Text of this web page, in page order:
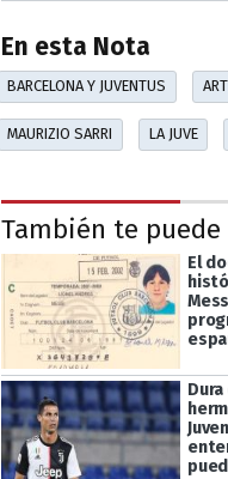
En esta Nota
BARCELONA Y JUVENTUS
MAURIZIO SARRI LA JUVE
También te
El